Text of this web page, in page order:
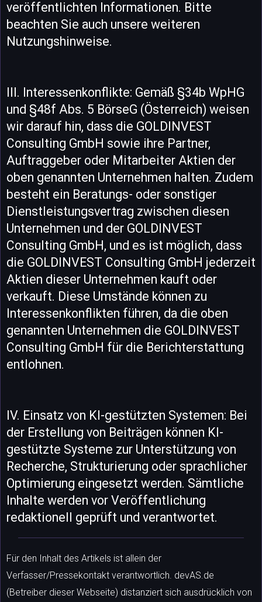
veröffentlichten Informationen. Bitte
beachten Sie auch unsere weiteren
Nutzungshinweise.
III. Interessenkonflikte: Gemäß §34b WpHG
und §48f Abs. 5 BörseG (Österreich) weisen
wir darauf hin, dass die GOLDINVEST
Consulting GmbH sowie ihre Partner,
Auftraggeber oder Mitarbeiter Aktien der
oben genannten Unternehmen halten. Zudem
besteht ein Beratungs- oder sonstiger
Dienstleistungsvertrag zwischen diesen
Unternehmen und der GOLDINVEST
Consulting GmbH, und es ist möglich, dass
die GOLDINVEST Consulting GmbH jederzeit
Aktien dieser Unternehmen kauft oder
verkauft. Diese Umstände können zu
Interessenkonflikten führen, da die oben
genannten Unternehmen die GOLDINVEST
Consulting GmbH für die Berichterstattung
entlohnen.
IV. Einsatz von KI-gestützten Systemen: Bei
der Erstellung von Beiträgen können KI-
gestützte Systeme zur Unterstützung von
Recherche, Strukturierung oder sprachlicher
Optimierung eingesetzt werden. Sämtliche
Inhalte werden vor Veröffentlichung
redaktionell geprüft und verantwortet.
Für den Inhalt des Artikels ist allein der
Verfasser/Pressekontakt verantwortlich. devAS.de
(Betreiber dieser Webseite) distanziert sich ausdrücklich von